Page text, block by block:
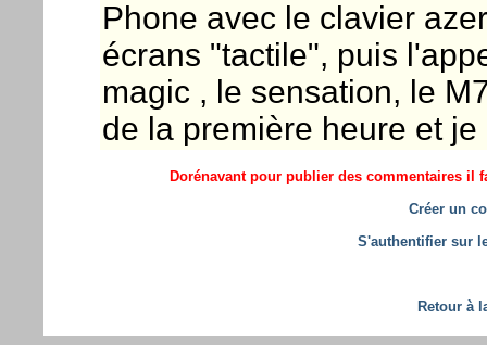
Phone avec le clavier
écrans "tactile", puis
magic , le sensation, le
de la première heure et je
Dorénavant pour publier des commentaires il
Créer un
S'authentifier sur
Retour à